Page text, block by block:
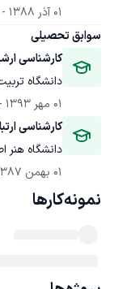
01 آذر 1388
-
سوابق تحصیلی
کارشناسی
دانشگاه
01 مهر 1393
-
کارشناسی
دانشگاه هنر
01 بهمن 1387
نمونه‌کارها